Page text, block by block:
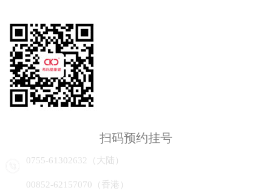
扫码预约挂号
0755-61302632（大陆）
00852-62157070（香港）